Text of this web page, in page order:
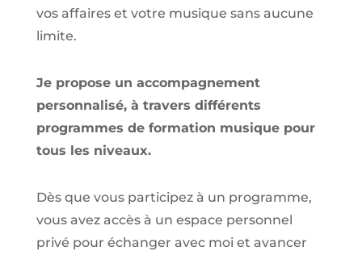
vos affaires et votre musique sans aucune
limite.
Je propose un accompagnement
personnalisé, à travers différents
programmes de formation musique pour
tous les niveaux.
Dès que vous participez à un programme,
vous avez accès à un espace personnel
privé pour échanger avec moi et avancer